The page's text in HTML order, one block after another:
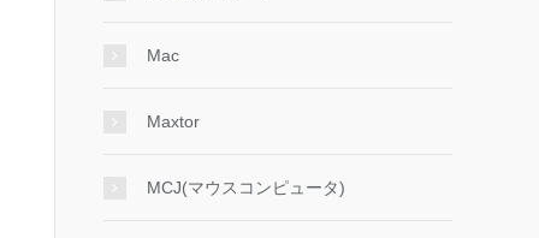
Mac
Maxtor
MCJ(マウスコンピュータ)